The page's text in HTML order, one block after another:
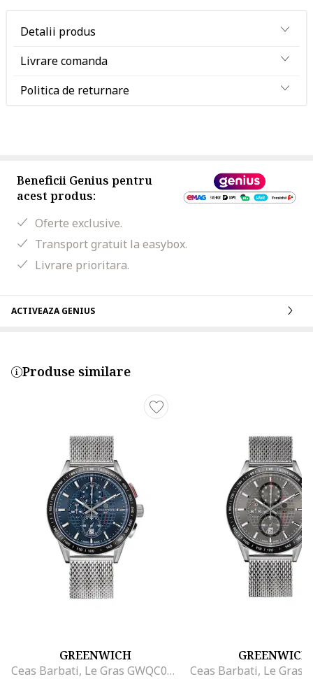
Detalii produs
Livrare comanda
Politica de returnare
Beneficii Genius pentru
acest produs:
Oferte exclusive.
Transport gratuit la easybox.
Livrare prioritara.
ACTIVEAZA GENIUS
Produse similare
GREENWICH
Ceas Barbati, Le Gras GWQC061132M
GREENWICH